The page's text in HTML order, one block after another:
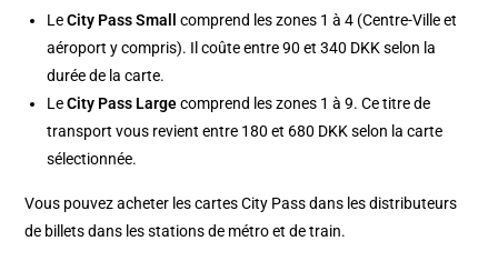
LeCity Pass Small
comprend les zones 1 à 4 (Centre-Ville et
aéroport y compris). Il coûte entre 90 et 340 DKK selon la
durée de la carte.
LeCity Pass Largecomprend les zones 1 à 9. Ce titre de
transport vous revient entre 180 et 680 DKK selon la carte
sélectionnée.
Vous pouvez acheter les cartes City Pass dans les distributeurs
de billets dans les stations de métro et de train.